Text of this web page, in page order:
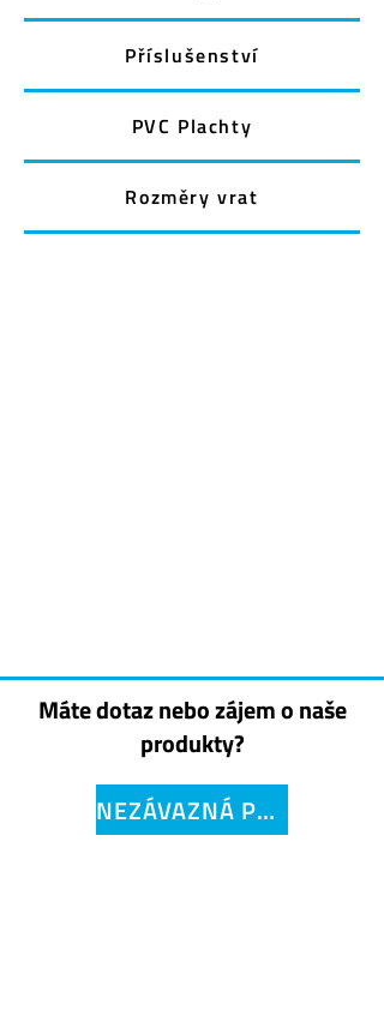
Příslušenství
PVC Plachty
Rozměry vrat
Máte dotaz nebo zájem o naše
produkty?
NEZÁVAZNÁ POPTÁVKA